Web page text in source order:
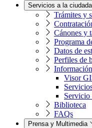
Servicios a la
Trámites y
Cánones y
Programa
Datos de
Perfiles de
Visor
Servicio
Biblioteca
FAQs
Prensa y Multimedia